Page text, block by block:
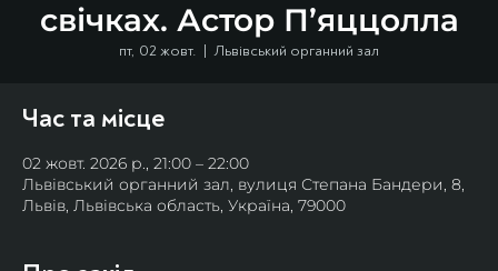
свічках. Астор П’яццолла
пт, 02 жовт.
  |
Львівський органний зал
Час та місце
02 жовт. 2026 р., 21:00 – 22:00
Львівський органний зал, вулиця Степана Бандери, 8,
Львів, Львівська область, Україна, 79000